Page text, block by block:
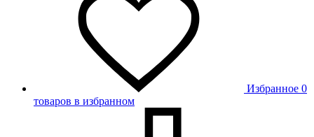
Избранное 0
товаров в избранном